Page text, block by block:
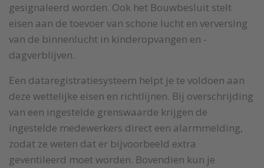
gesignaleerd worden. Ook het Bouwbesluit stelt
eisen aan de toevoer van schone lucht en verversing
van de binnenlucht in kinderopvangen en -
dagverblijven.
Een dataregistratiesysteem helpt je te voldoen aan
deze wettelijke eisen en richtlijnen. Bij overschrijding
van een ingestelde grenswaarde krijgen de
ingestelde medewerkers direct een alarmmelding,
zodat ze weten dat er bijvoorbeeld extra
geventileerd moet worden. Bovendien kun je